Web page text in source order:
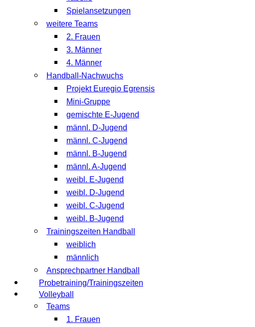
Spielansetzungen
weitere Teams
2. Frauen
3. Männer
4. Männer
Handball-Nachwuchs
Projekt Euregio Egrensis
Mini-Gruppe
gemischte E-Jugend
männl. D-Jugend
männl. C-Jugend
männl. B-Jugend
männl. A-Jugend
weibl. E-Jugend
weibl. D-Jugend
weibl. C-Jugend
weibl. B-Jugend
Trainingszeiten Handball
weiblich
männlich
Ansprechpartner Handball
Probetraining/Trainingszeiten
Volleyball
Teams
1. Frauen